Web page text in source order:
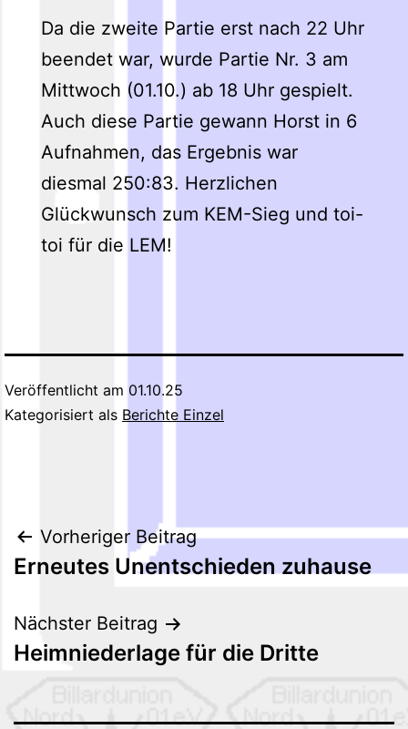
Da die zweite Partie erst nach 22 Uhr
beendet war, wurde Partie Nr. 3 am
Mittwoch (01.10.) ab 18 Uhr gespielt.
Auch diese Partie gewann Horst in 6
Aufnahmen, das Ergebnis war
diesmal 250:83. Herzlichen
Glückwunsch zum KEM-Sieg und toi-
toi für die LEM!
Veröffentlicht am 01.10.25
Kategorisiert als Berichte Einzel
Beitragsnavigation
Vorheriger Beitrag
Erneutes Unentschieden zuhause
Nächster Beitrag
Heimniederlage für die Dritte